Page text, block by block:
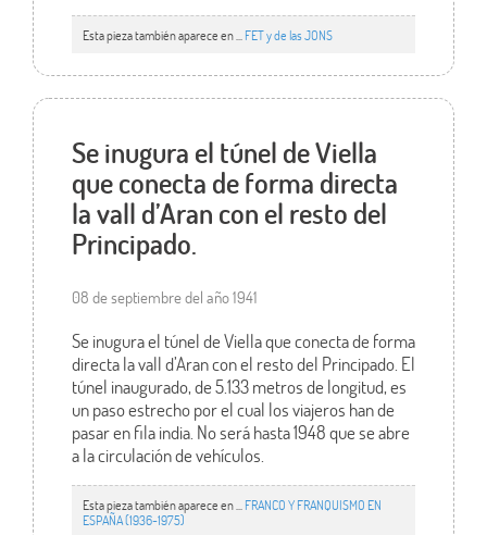
Esta pieza también aparece en ... FET y de las JONS
Se inugura el túnel de Viella
que conecta de forma directa
la vall d’Aran con el resto del
Principado.
08 de septiembre del año 1941
Se inugura el túnel de Viella que conecta de forma
directa la vall d’Aran con el resto del Principado. El
túnel inaugurado, de 5.133 metros de longitud, es
un paso estrecho por el cual los viajeros han de
pasar en fila india. No será hasta 1948 que se abre
a la circulación de vehículos.
Esta pieza también aparece en ... FRANCO Y FRANQUISMO EN
ESPAÑA (1936-1975)